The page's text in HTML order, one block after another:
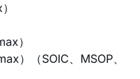
）
）（SOIC、MSOP、